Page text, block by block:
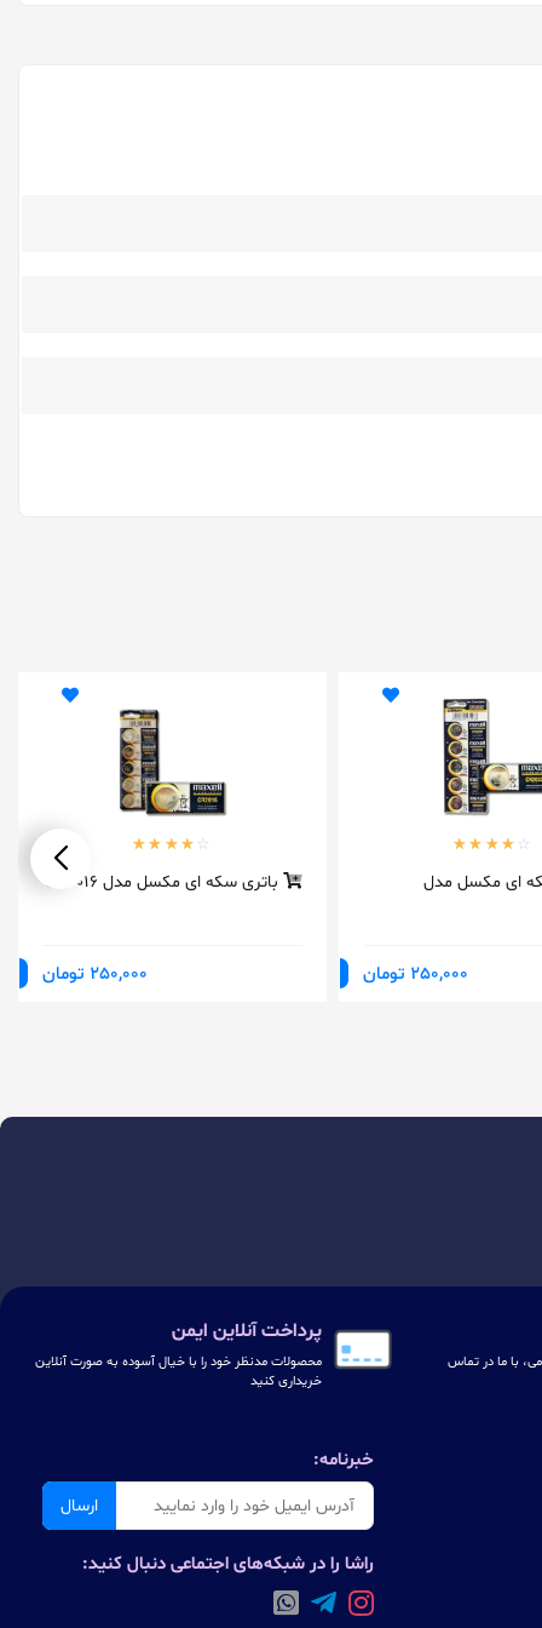
ای مکسل مدل
250,000 تومان
باتری سکه ای مکسل مدل CR2016
250,000 تومان
با ما در تماس
پرداخت آنلاین ایمن
محصولات مدنظر خود را با خیال آسوده به صورت آنلاین
خریداری کنید
خبرنامه:
ارسال
راشا را در شبکه‌های اجتماعی دنبال کنید: